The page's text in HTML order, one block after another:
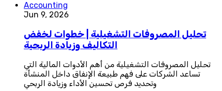
Accounting
Jun 9, 2026
تحليل المصروفات التشغيلية | خطوات لخفض
التكاليف وزيادة الربحية
تحليل المصروفات التشغيلية من أهم الأدوات المالية التي
تساعد الشركات على فهم طبيعة الإنفاق داخل المنشأة
وتحديد فرص تحسين الأداء وزيادة الربحي